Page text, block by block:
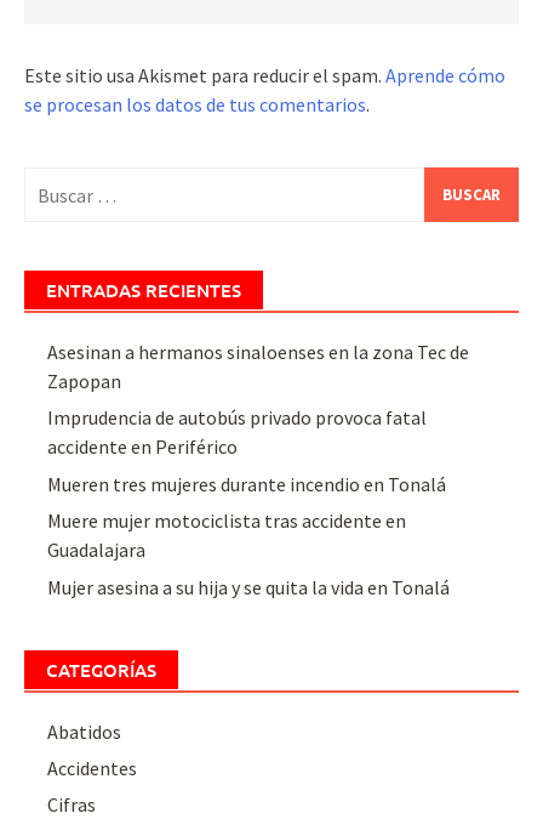
Este sitio usa Akismet para reducir el spam. Aprende cómo
se procesan los datos de tus comentarios.
ENTRADAS RECIENTES
Asesinan a hermanos sinaloenses en la zona Tec de
Zapopan
Imprudencia de autobús privado provoca fatal
accidente en Periférico
Mueren tres mujeres durante incendio en Tonalá
Muere mujer motociclista tras accidente en
Guadalajara
Mujer asesina a su hija y se quita la vida en Tonalá
CATEGORÍAS
Abatidos
Accidentes
Cifras